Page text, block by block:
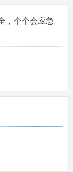
，个个会应急